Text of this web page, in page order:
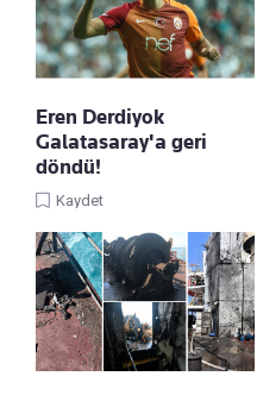
Eren Derdiyok
Galatasaray'a geri
döndü!
Kaydet